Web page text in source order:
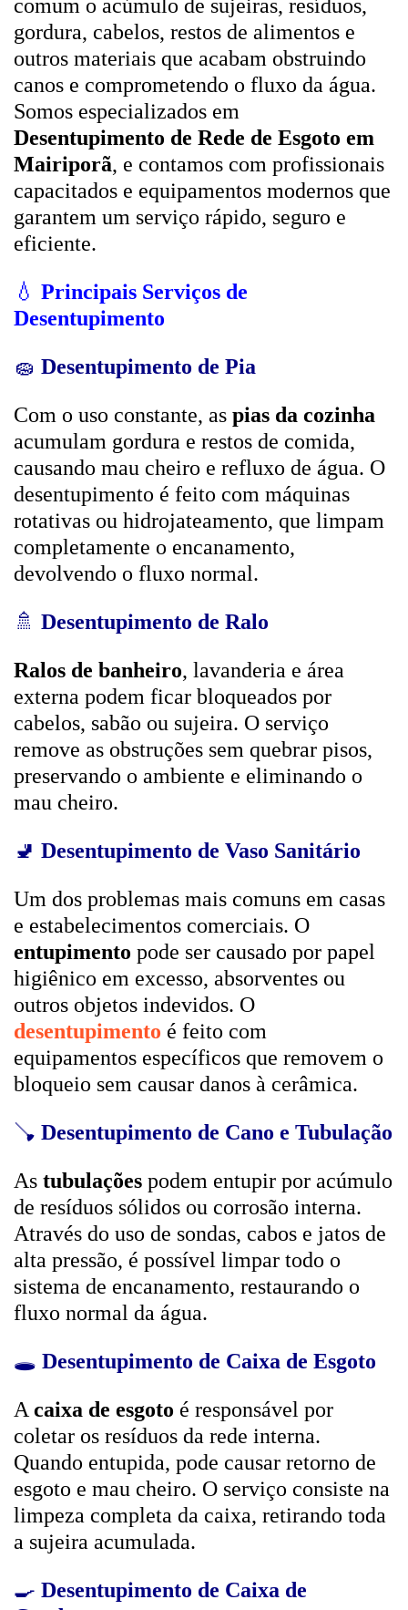
comum o acúmulo de sujeiras, resíduos,
gordura, cabelos, restos de alimentos e
outros materiais que acabam obstruindo
canos e comprometendo o fluxo da água.
Somos especializados em
Desentupimento de Rede de Esgoto em
Mairiporã, e contamos com profissionais
capacitados e equipamentos modernos que
garantem um serviço rápido, seguro e
eficiente.
💧 Principais Serviços de
Desentupimento
🧽 Desentupimento de Pia
Com o uso constante, as pias da cozinha
acumulam gordura e restos de comida,
causando mau cheiro e refluxo de água. O
desentupimento é feito com máquinas
rotativas ou hidrojateamento, que limpam
completamente o encanamento,
devolvendo o fluxo normal.
🚿 Desentupimento de Ralo
Ralos de banheiro, lavanderia e área
externa podem ficar bloqueados por
cabelos, sabão ou sujeira. O serviço
remove as obstruções sem quebrar pisos,
preservando o ambiente e eliminando o
mau cheiro.
🚽 Desentupimento de Vaso Sanitário
Um dos problemas mais comuns em casas
e estabelecimentos comerciais. O
entupimento pode ser causado por papel
higiênico em excesso, absorventes ou
outros objetos indevidos. O
desentupimento é feito com
equipamentos específicos que removem o
bloqueio sem causar danos à cerâmica.
🪠 Desentupimento de Cano e Tubulação
As tubulações podem entupir por acúmulo
de resíduos sólidos ou corrosão interna.
Através do uso de sondas, cabos e jatos de
alta pressão, é possível limpar todo o
sistema de encanamento, restaurando o
fluxo normal da água.
🕳️ Desentupimento de Caixa de Esgoto
A caixa de esgoto é responsável por
coletar os resíduos da rede interna.
Quando entupida, pode causar retorno de
esgoto e mau cheiro. O serviço consiste na
limpeza completa da caixa, retirando toda
a sujeira acumulada.
🍳 Desentupimento de Caixa de